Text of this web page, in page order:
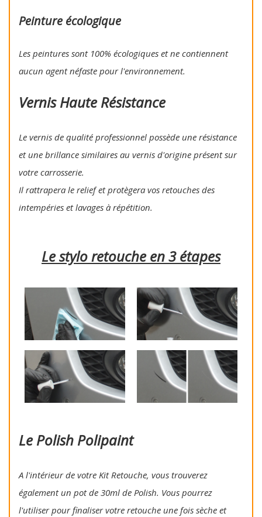
Peinture écologique
Les peintures sont 100% écologiques et ne contiennent
aucun agent néfaste pour l'environnement.
Vernis Haute Résistance
Le vernis de qualité professionnel possède une résistance
et une brillance similaires au vernis d'origine présent sur
votre carrosserie.
Il rattrapera le relief et protègera vos retouches des
intempéries et lavages à répétition.
Le stylo retouche en 3 étapes
Le Polish Polipaint
A l'intérieur de votre Kit Retouche, vous trouverez
également un pot de 30ml de Polish. Vous pourrez
l'utiliser pour finaliser votre retouche une fois sèche et